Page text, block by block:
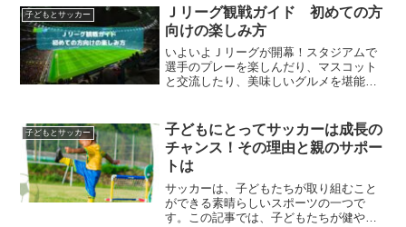
送予定をわかりやすく紹介します。
子どもとサッカー
Ｊリーグ観戦ガイド 初めての方
向けの楽しみ方
いよいよＪリーグが開幕！スタジアムで
選手のプレーを楽しんだり、マスコット
と交流したり、美味しいグルメを堪能し
楽しみ方を紹介します。
子どもとサッカー
子どもにとってサッカーは成長の
チャンス！その理由と親のサポー
トは
サッカーは、子どもたちが取り組むこと
ができる素晴らしいスポーツの一つで
す。この記事では、子どもたちが健やか